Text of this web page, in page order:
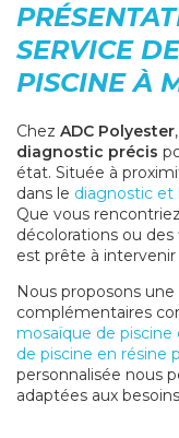
SERVICE
PISCINE À
Chez ADC Polyester
diagnostic précis
état. Située à
dans le diagnostic et
Que vous
décolorations ou
est prête à
Nous proposons
complémentaires
mosaïque de piscine
de piscine en résine
personnalisée nous
adaptées aux